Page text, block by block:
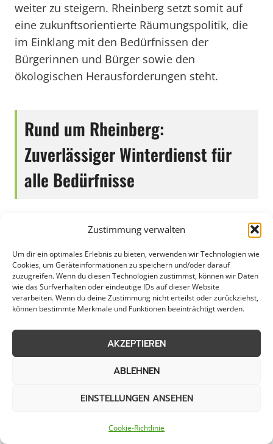
Zustimmung verwalten
Um dir ein optimales Erlebnis zu bieten, verwenden wir Technologien wie
Cookies, um Geräteinformationen zu speichern und/oder darauf
zuzugreifen. Wenn du diesen Technologien zustimmst, können wir Daten
wie das Surfverhalten oder eindeutige IDs auf dieser Website
verarbeiten. Wenn du deine Zustimmung nicht erteilst oder zurückziehst,
können bestimmte Merkmale und Funktionen beeinträchtigt werden.
AKZEPTIEREN
ABLEHNEN
EINSTELLUNGEN ANSEHEN
Cookie-Richtlinie
weiter zu steigern. Rheinberg setzt somit auf
eine zukunftsorientierte Räumungspolitik, die
im Einklang mit den Bedürfnissen der
Bürgerinnen und Bürger sowie den
ökologischen Herausforderungen steht.
Rund um Rheinberg:
Zuverlässiger Winterdienst für
alle Bedürfnisse
Die Räumung von öffentlichen Flächen in
Rheinberg ist ein wichtiger Schritt zur
Aufrechterhaltung von Sauberkeit und
Ordnung. Mit gezielten Maßnahmen werden
Grünflächen, Gehwege und Plätze von Unrat
ansprechende Umgebung für Bürger,
Durch regelmäßige Reinigungsaktionen wird
auch die Sicherheit und Hygiene im